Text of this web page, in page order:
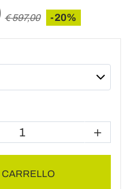
€ 597,00 -20%